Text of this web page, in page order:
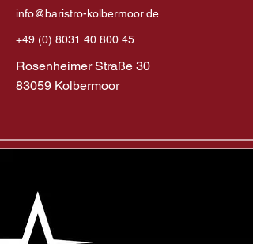
info@baristro-kolbermoor.de
+49 (0) 8031 40 800 45
Rosenheimer Straße 30
83059 Kolbermoor